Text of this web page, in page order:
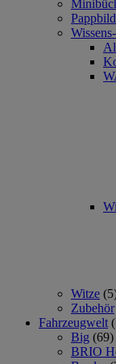
Witze
Zubehör
Fahrzeugwelt
Big (69)
BRIO